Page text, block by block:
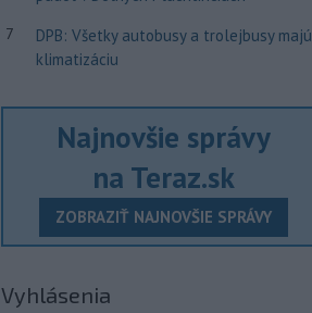
7
DPB: Všetky autobusy a trolejbusy majú
klimatizáciu
Najnovšie správy
na Teraz.sk
ZOBRAZIŤ NAJNOVŠIE SPRÁVY
Vyhlásenia